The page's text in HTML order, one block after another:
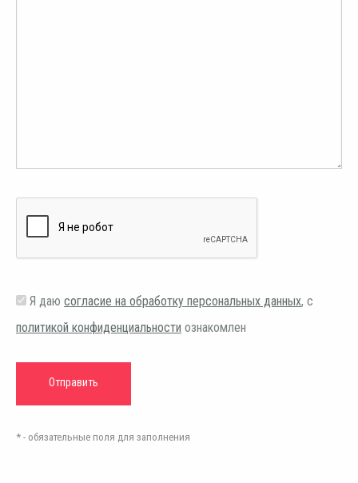
Я даю согласие на обработку персональных данных, с
политикой конфиденциальности ознакомлен
* - обязательные поля для заполнения